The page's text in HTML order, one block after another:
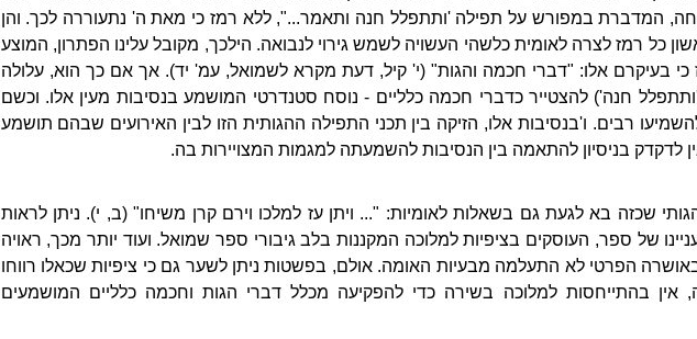
המדברת במפורש על תפילה 'ותתפלל חנה ותאמר...", ללא רמז כי מאת ה' נתעוררה לכך. והן
כל רמז לצרה לאומית כלשהי העשויה לשמש גירוי לנבואה. הילכך, מקובל עלינו הפתרון, המוצע
בעיקרם אלו: "דברי חכמה והגות" (י' קיל, דעת מקרא לשמואל, עמ' יד). אך אם כך הוא, עלולה
חנה') להצטייר כדברי חכמה כלליים - נוסח סטנדרטי המושמע בנסיבות מעין אלו. וכשם
רבים. ו'בנסיבות אלו, הזיקה בין תכני התפילה ההגותית הזו לבין האירועים שבהם תושמע
לדקדק בניסיון להתאמה בין הנסיבות להשמעתה למגמות המצויירות בה.
שכזה בא לגעת גם בשאלות לאומיות: "... ויתן עז למלכו וירם קרן משיחו" (ב, י). ניתן לראות
של ספר, העוסקים בציפיות למלוכה המקננות בלב גיבורי ספר שמואל. ועוד יותר מכך, ראויה
הפרטי לא התעלמה מבעיות האומה. אולם, בפשטות ניתן לשער גם כי ציפיות שכאלו רווחו
אין בהתייחסות למלוכה בשירה כדי להפקיעה מכלל דברי הגות וחכמה כלליים המושמעים